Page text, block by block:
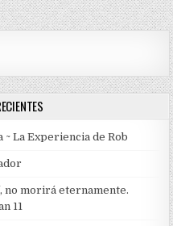
La Experiencia de Rob
no morirá eternamente.
11